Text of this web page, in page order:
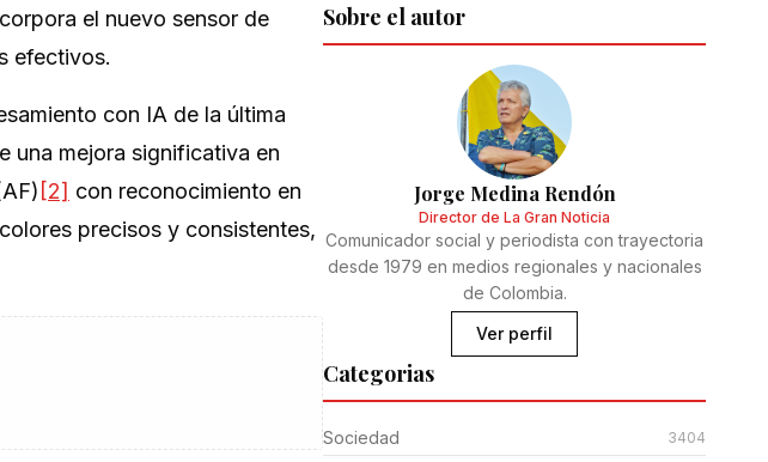
el nuevo sensor de
efectivos.
con IA de la última
una mejora significativa en
[2] con reconocimiento en
precisos y consistentes,
Sobre el autor
Jorge Medina Rendón
Director de La Gran Noticia
Comunicador social y periodista con trayectoria
desde 1979 en medios regionales y nacionales
de Colombia.
Ver perfil
Categorias
Sociedad 3404